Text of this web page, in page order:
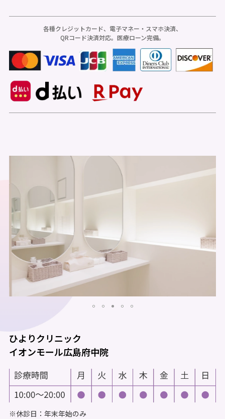
各種クレジットカード、電子マネー・スマホ決済、
QRコード決済対応。医療ローン完備。
ひよりクリニック
イオンモール広島府中院
※休診日：年末年始のみ